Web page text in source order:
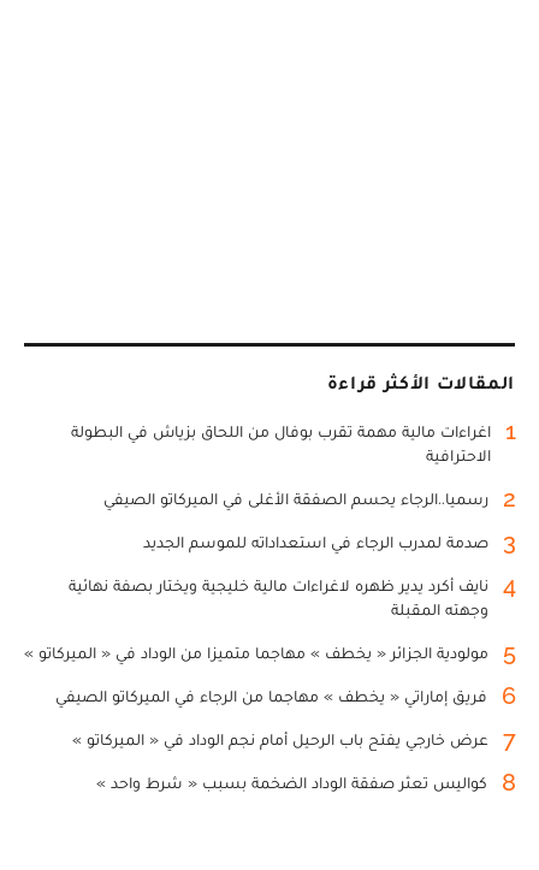
المقالات الأكثر قراءة
1
اغراءات مالية مهمة تقرب بوفال من اللحاق بزياش في البطولة
الاحترافية
2 رسميا..الرجاء يحسم الصفقة الأغلى في الميركاتو الصيفي
3 صدمة لمدرب الرجاء في استعداداته للموسم الجديد
4
نايف أكرد يدير ظهره لاغراءات مالية خليجية ويختار بصفة نهائية
وجهته المقبلة
5 مولودية الجزائر « يخطف » مهاجما متميزا من الوداد في « الميركاتو »
6 فريق إماراتي « يخطف » مهاجما من الرجاء في الميركاتو الصيفي
7 عرض خارجي يفتح باب الرحيل أمام نجم الوداد في « الميركاتو »
8 كواليس تعثر صفقة الوداد الضخمة بسبب « شرط واحد »